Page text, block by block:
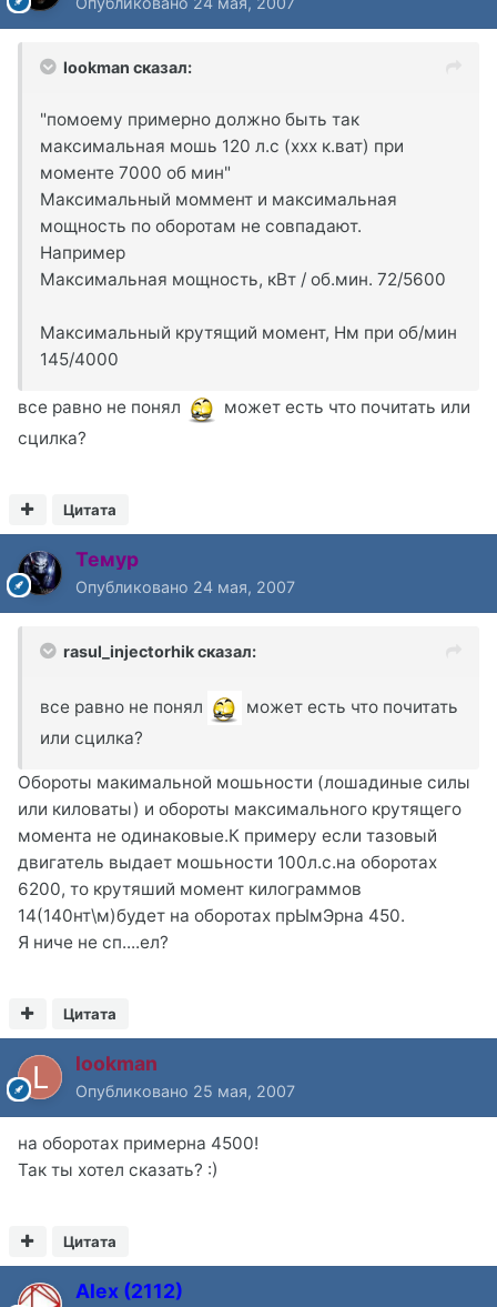
lookman сказал:
"помоему примерно должно быть так
максимальная мошь 120 л.с (ххх к.ват) при
моменте 7000 об мин"
Максимальный моммент и максимальная
мощность по оборотам не совпадают.
Например
Максимальная мощность, кВт / об.мин. 72/5600
Максимальный крутящий момент, Нм при об/мин
145/4000
все равно не понял
может есть что почитать или
сцилка?
Цитата
Темур
Опубликовано 24 мая, 2007
rasul_injectorhik сказал:
все равно не понял
может есть что почитать
или сцилка?
Обороты макимальной мошьности (лошадиные силы
или киловаты) и обороты максимального крутящего
момента не одинаковые.К примеру если тазовый
двигатель выдает мошьности 100л.с.на оборотах
6200, то крутяший момент килограммов
14(140нт\м)будет на оборотах прЫмЭрна 450.
Я ниче не сп....ел?
Цитата
lookman
Опубликовано 25 мая, 2007
на оборотах примерна 4500!
Так ты хотел сказать? :)
Цитата
Alex (2112)